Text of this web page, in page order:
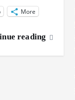
More
reading